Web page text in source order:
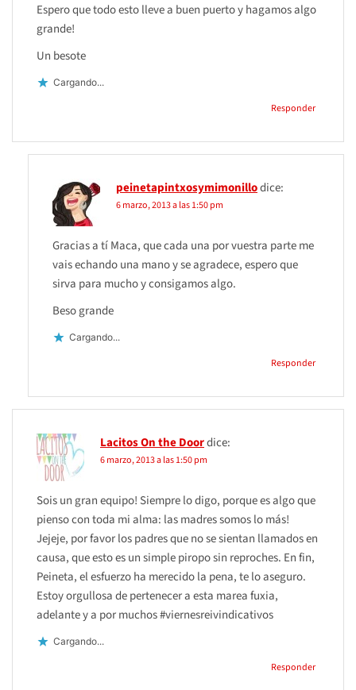
Espero que todo esto lleve a buen puerto y hagamos algo
grande!
Un besote
Cargando...
Responder
peinetapintxosymimonillodice:
6 marzo, 2013 a las 1:50 pm
Gracias a tí Maca, que cada una por vuestra parte me
vais echando una mano y se agradece, espero que
sirva para mucho y consigamos algo.
Beso grande
Cargando...
Responder
Lacitos On the Doordice:
6 marzo, 2013 a las 1:50 pm
Sois un gran equipo! Siempre lo digo, porque es algo que
pienso con toda mi alma: las madres somos lo más!
Jejeje, por favor los padres que no se sientan llamados en
causa, que esto es un simple piropo sin reproches. En fin,
Peineta, el esfuerzo ha merecido la pena, te lo aseguro.
Estoy orgullosa de pertenecer a esta marea fuxia,
adelante y a por muchos #viernesreivindicativos
Cargando...
Responder